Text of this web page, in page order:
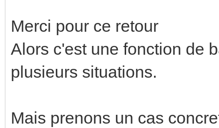
Merci pour ce retour
Alors c'est une fonction de
plusieurs situations.
Mais prenons un cas